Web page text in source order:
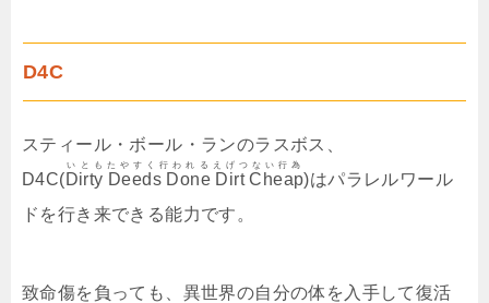
D4C
スティール・ボール・ランのラスボス、
D4C(Dirty Deeds Done Dirt Cheap
いともたやすく行われるえげつない行為
)はパラレルワール
ドを行き来できる能力です。
致命傷を負っても、異世界の自分の体を入手して復活